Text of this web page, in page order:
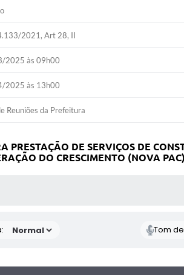
2021, Art 28, II
2025 às 09h00
2025 às 13h00
Reuniões da Prefeitura
PRESTAÇÃO DE SERVIÇOS DE
DO CRESCIMENTO (NOVA PAC)
Tom